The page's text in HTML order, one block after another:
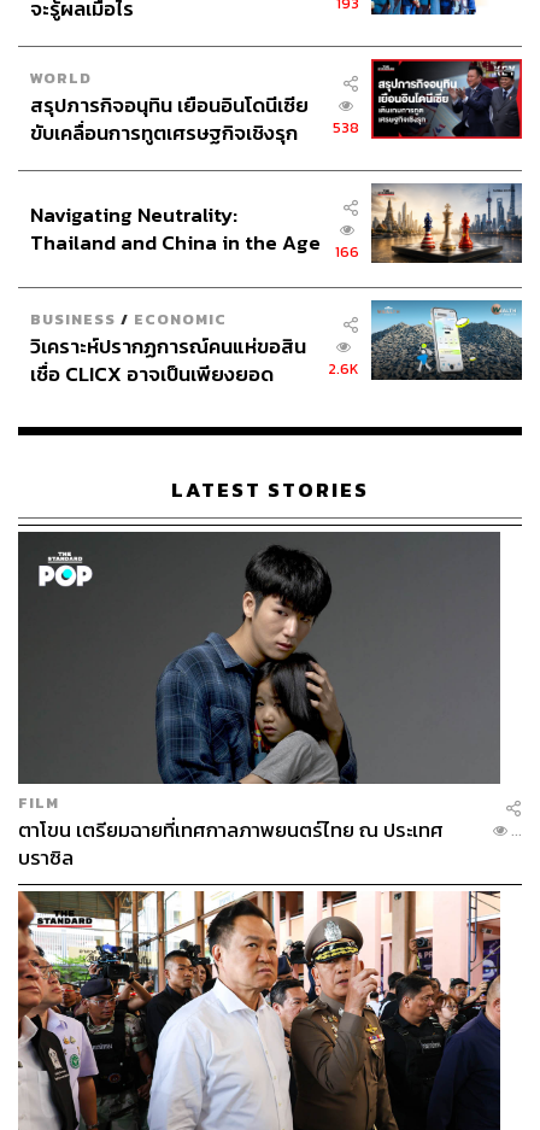
จะรู้ผลเมื่อไร
WORLD
สรุปภารกิจอนุทิน เยือนอินโดนีเซีย
ขับเคลื่อนการทูตเศรษฐกิจเชิงรุก
538
Navigating Neutrality:
Thailand and China in the Age
166
BUSINESS / ECONOMIC
วิเคราะห์ปรากฏการณ์คนแห่ขอสิน
เชื่อ CLICX อาจเป็นเพียงยอด
เรือนไทยที่ถูกซุกไว้
2.6K
LATEST STORIES
FILM
ตาโขน เตรียมฉายที่เทศกาลภาพยนตร์ไทย ณ ประเทศ
บราซิล
...